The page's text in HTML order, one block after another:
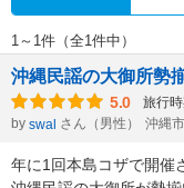
1～1件（全1件中）
沖縄民謡の大御所勢
5.0 旅行
by swal さん（男性） 沖縄
年に1回本島コザで開催